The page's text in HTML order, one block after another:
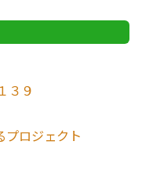
３９
ロジェクト